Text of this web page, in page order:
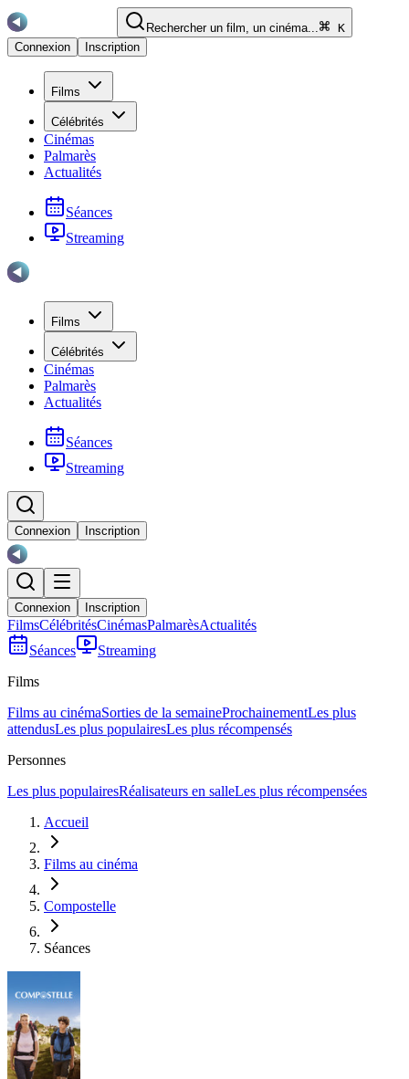
Rechercher un film, un cinéma...
K
Connexion
Inscription
Films
Célébrités
Cinémas
Palmarès
Actualités
Séances
Streaming
Films
Célébrités
Cinémas
Palmarès
Actualités
Séances
Streaming
Connexion Inscription
Connexion Inscription
FilmsCélébritésCinémasPalmarèsActualités
Séances
Streaming
Films
Films au cinémaSorties de la semaineProchainementLes plus
attendusLes plus populairesLes plus récompensés
Personnes
Les plus populairesRéalisateurs en salleLes plus récompensées
Accueil
Films au cinéma
Compostelle
Séances